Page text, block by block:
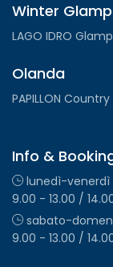
Winter
LAGO IDRO
Olanda
PAPILLON
Info &
lunedì-venerdì
9.00 - 13.00 /
sabato-
9.00 - 13.00 /